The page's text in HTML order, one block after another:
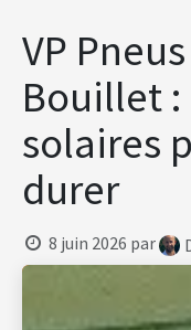
VP
Bouillet :
solaires
durer
8 juin 2026 par